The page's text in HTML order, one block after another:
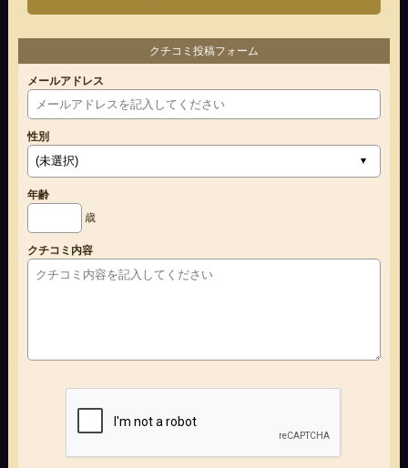
クチコミ投稿フォーム
メールアドレス
性別
年齢
歳
クチコミ内容